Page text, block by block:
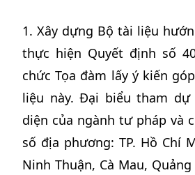
1. Xây dựng Bộ tài liệu
thực hiện Quyết định số
chức Tọa đàm lấy ý kiến
liệu này. Đại biểu tham dự
diện của ngành tư pháp và
số địa phương: TP. Hồ Chí
Ninh Thuận, Cà Mau,